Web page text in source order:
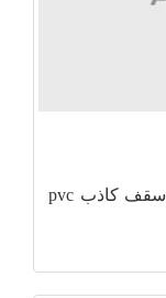
دکوراسیون داخلی سقف کاذب استخر,سقف کاذب pvc